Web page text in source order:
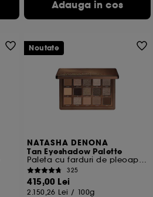
Adauga in cos
NATASHA DENONA
Tan Eyeshadow Palette
Paleta cu farduri de pleoape midi
325
415,00 Lei
2.150,26 Lei / 100g
Noutate